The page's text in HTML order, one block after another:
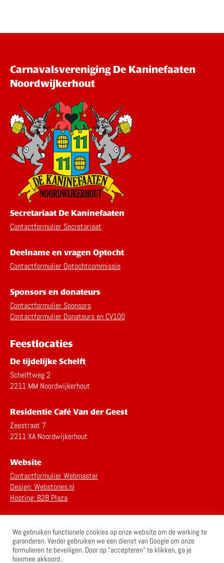
Carnavalsvereniging De Kaninefaaten
Noordwijkerhout
Secretariaat De Kaninefaaten
Contactformulier Secretariaat
Deelname en vragen Optocht
Contactformulier Optochtcommissie
Sponsors en donateurs
Contactformulier Sponsors
Contactformulier Donateurs en CV100
Feestlocaties
De tijdelijke Schelft
Schelftweg 2
2211 MM Noordwijkerhout
Residentie Café Van der Geest
Zeestraat 7
2211 XA Noordwijkerhout
Website
Contactformulier Webmaster
Design: Webstones.nl
Hosting: B2B Plaza
Disclaimer
We gebruiken functionele cookies op onze website om de werking te
garanderen. Verder gebruiken we een dienst van Google om onze
formulieren te beveiligen. Door op "accepteren" te klikken, ga je
hiermee akkoord..